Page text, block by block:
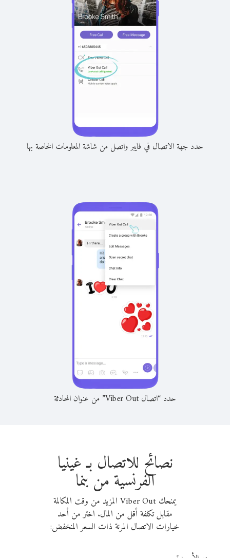
حدد جهة الاتصال في فايبر واتصل من شاشة المعلومات الخاصة بها
حدد “اتصال Viber Out” من عنوان المحادثة
نصائح للاتصال بـ غينيا
الفرنسية من بنما
يمنحك Viber Out المزيد من وقت المكالمة
مقابل تكلفة أقل من المال. اختر من أحد
خيارات الاتصال المرنة ذات السعر المنخفض: